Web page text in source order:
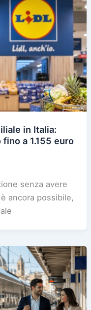
in Italia:
a 1.155 euro
senza avere
ancora possibile,